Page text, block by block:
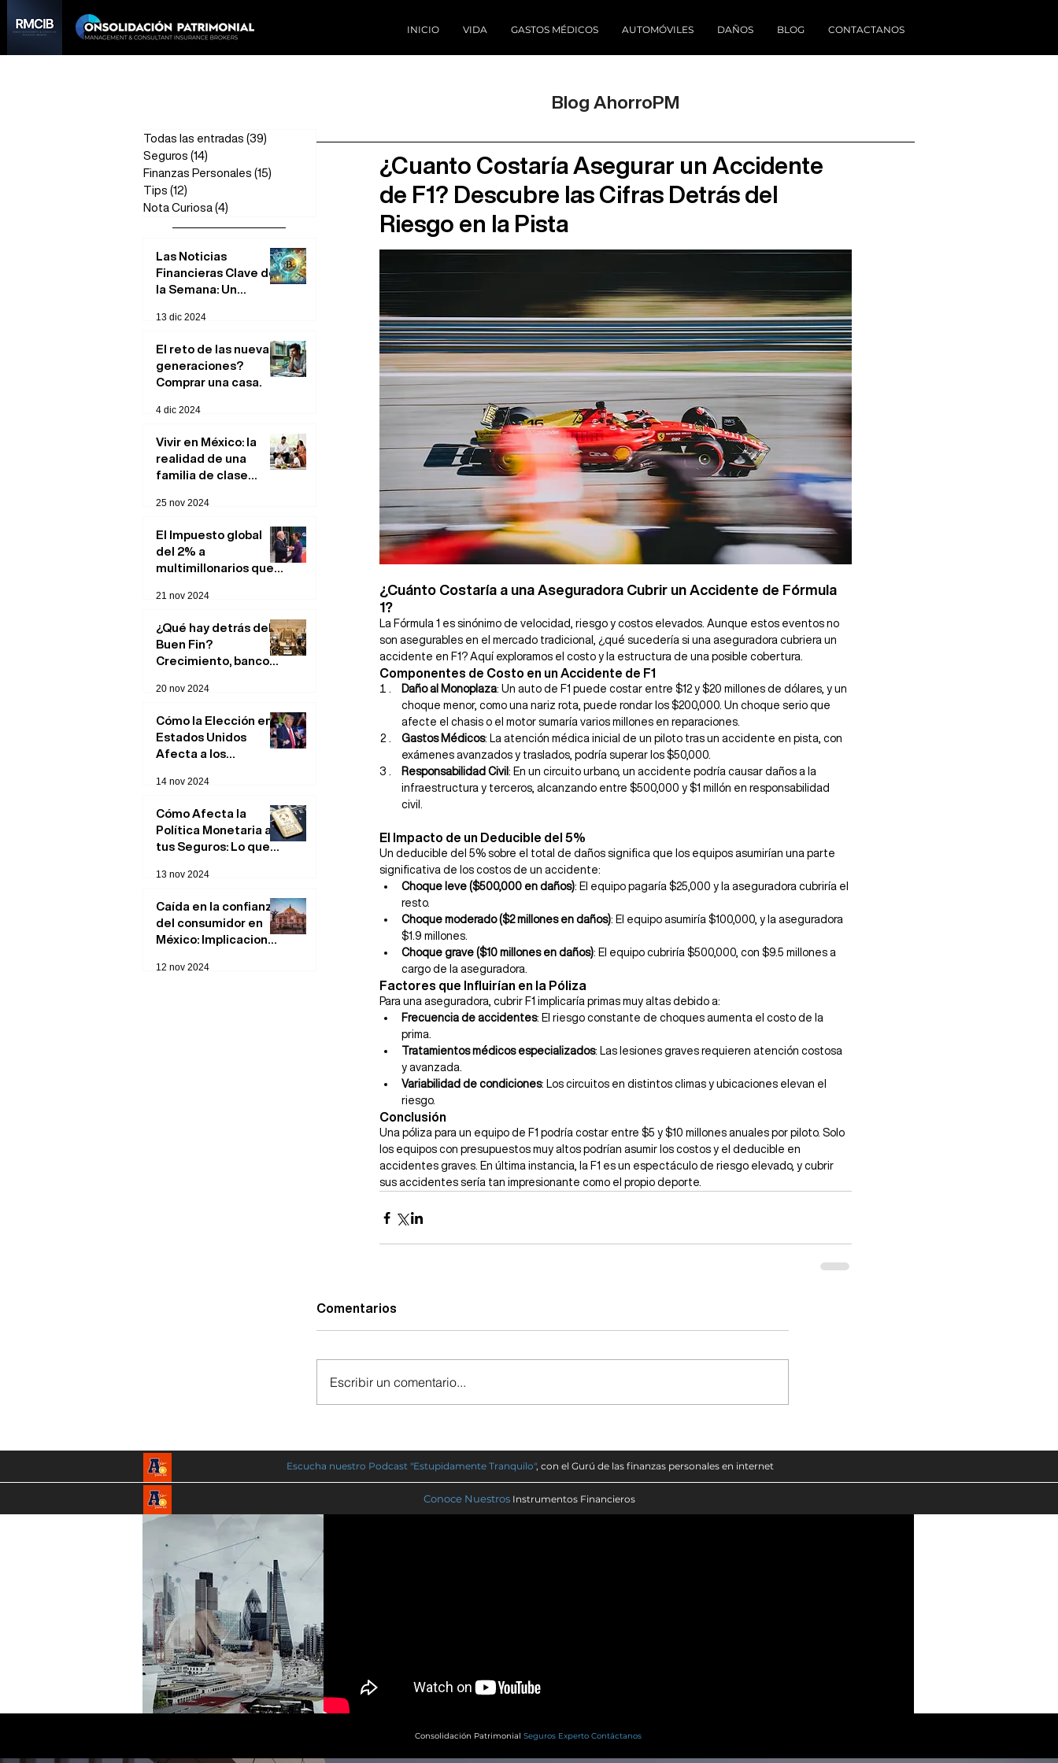
INICIO VIDA GASTOS MÉDICOS AUTOMÓVILES DAÑOS BLOG CONTACTANOS
Blog AhorroPM
Todas las entradas (39)
Seguros (14)
Finanzas Personales (15)
Tips (12)
Nota Curiosa (4)
Las Noticias
Financieras Clave de
la Semana: Un
13 dic 2024
El reto de las nuevas
generaciones?
Comprar una casa.
4 dic 2024
Vivir en México: la
realidad de una
familia de clase
25 nov 2024
El Impuesto global
del 2% a
multimillonarios que
panorama económico
21 nov 2024
¿Qué hay detrás del
Buen Fin?
Crecimiento, bancos
económicas
20 nov 2024
Cómo la Elección en
Estados Unidos
Afecta a los
Financieros: Impacto
14 nov 2024
Cómo Afecta la
Política Monetaria a
tus Seguros: Lo que
13 nov 2024
Caída en la confianza
del consumidor en
México: Implicaciones
12 nov 2024
¿Cuanto Costaría Asegurar un Accidente
de F1? Descubre las Cifras Detrás del
Riesgo en la Pista
¿Cuánto Costaría a una Aseguradora Cubrir un Accidente de Fórmula
1?
La Fórmula 1 es sinónimo de velocidad, riesgo y costos elevados. Aunque estos eventos no
son asegurables en el mercado tradicional, ¿qué sucedería si una aseguradora cubriera un
accidente en F1? Aquí exploramos el costo y la estructura de una posible cobertura.
Componentes de Costo en un Accidente de F1
Daño al Monoplaza: Un auto de F1 puede costar entre $12 y $20 millones de dólares, y un
choque menor, como una nariz rota, puede rondar los $200,000. Un choque serio que
afecte el chasis o el motor sumaría varios millones en reparaciones.
Gastos Médicos: La atención médica inicial de un piloto tras un accidente en pista, con
exámenes avanzados y traslados, podría superar los $50,000.
Responsabilidad Civil : En un circuito urbano, un accidente podría causar daños a la
infraestructura y terceros, alcanzando entre $500,000 y $1 millón en responsabilidad
civil.
El Impacto de un Deducible del 5%
Un deducible del 5% sobre el total de daños significa que los equipos asumirían una parte
significativa de los costos de un accidente:
Choque leve ($500,000 en daños): El equipo pagaría $25,000 y la aseguradora cubriría el
resto.
Choque moderado ($2 millones en daños): El equipo asumiría $100,000, y la aseguradora
$1.9 millones.
Choque grave ($10 millones en daños): El equipo cubriría $500,000, con $9.5 millones a
cargo de la aseguradora.
Factores que Influirían en la Póliza
Para una aseguradora, cubrir F1 implicaría primas muy altas debido a:
Frecuencia de accidentes: El riesgo constante de choques aumenta el costo de la
prima.
Tratamientos médicos especializados: Las lesiones graves requieren atención costosa
y avanzada.
Variabilidad de condiciones: Los circuitos en distintos climas y ubicaciones elevan el
riesgo.
Conclusión
Una póliza para un equipo de F1 podría costar entre $5 y $10 millones anuales por piloto. Solo
los equipos con presupuestos muy altos podrían asumir los costos y el deducible en
accidentes graves. En última instancia, la F1 es un espectáculo de riesgo elevado, y cubrir
sus accidentes sería tan impresionante como el propio deporte.
Comentarios
Escribir un comentario...
Escucha nuestro Podcast "Estupidamente Tranquilo", con el Gurú de las finanzas personales en internet
Conoce Nuestros Instrumentos Financieros
Consolidación Patrimonial Seguros Experto Contáctanos